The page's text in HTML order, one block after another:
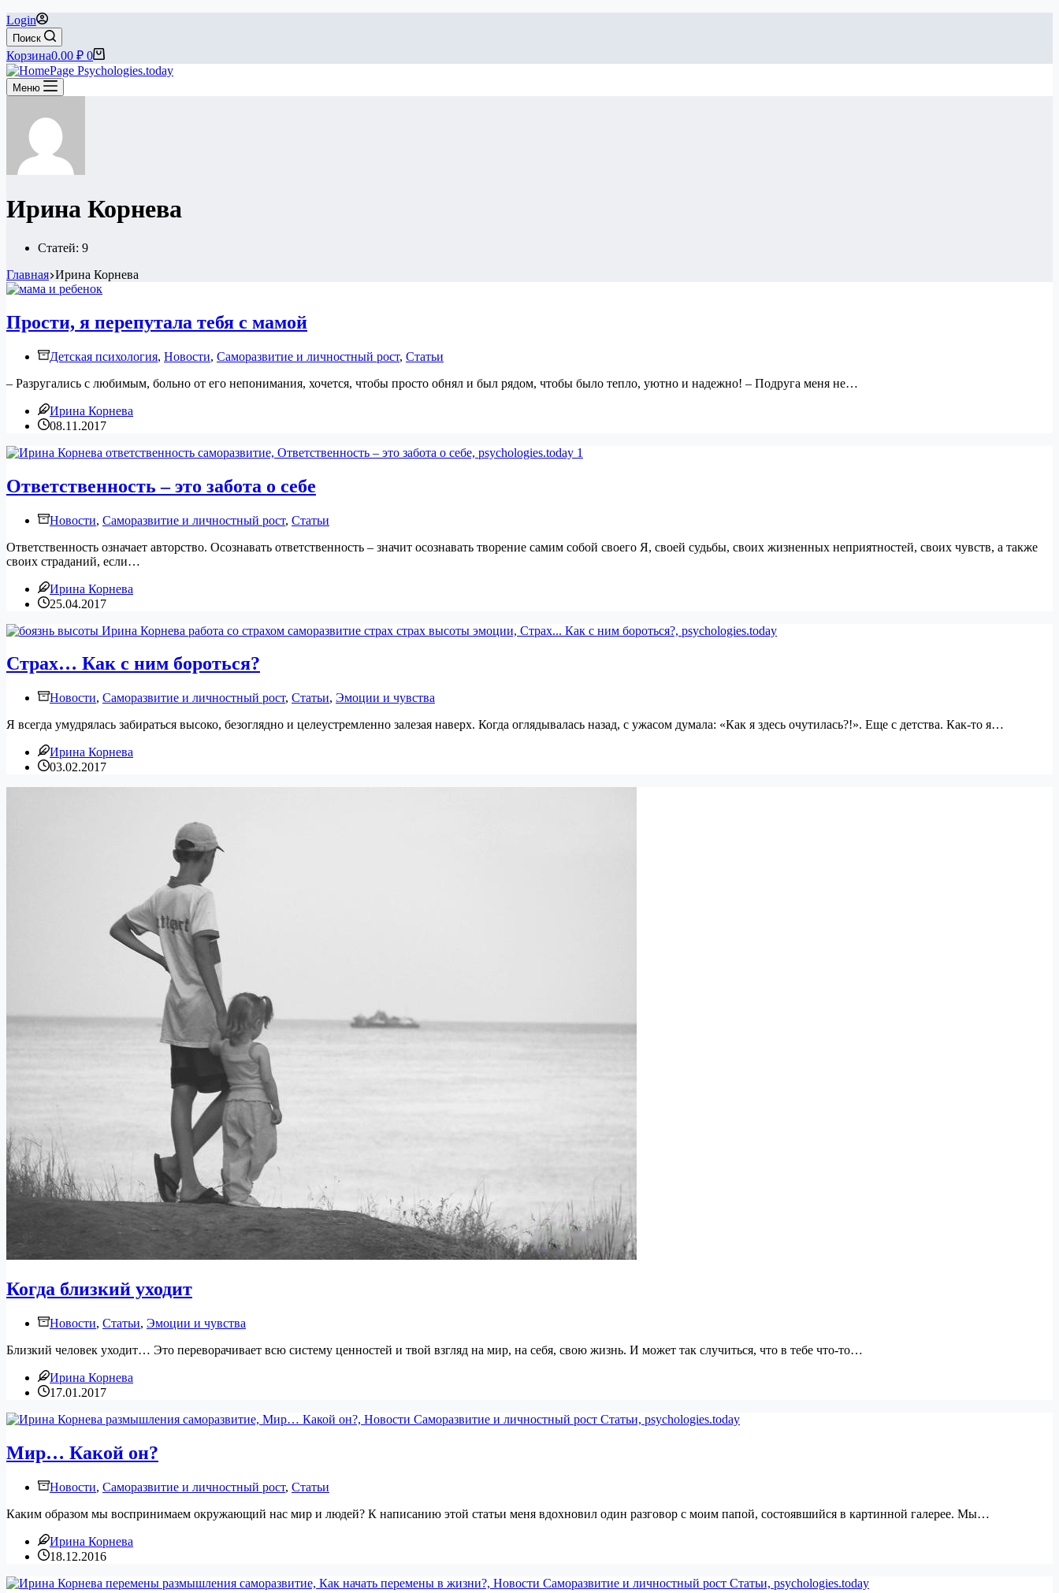
Login
Поиск
Корзина0.00 ₽ 0
Меню
Ирина Корнева
Статей: 9
Главная Ирина Корнева
Прости, я перепутала тебя с мамой
Детская психология, Новости, Саморазвитие и личностный рост, Статьи
– Разругались с любимым, больно от его непонимания, хочется, чтобы просто обнял и был рядом, чтобы было тепло, уютно и надежно! – Подруга меня не…
Ирина Корнева
08.11.2017
Ответственность – это забота о себе
Новости, Саморазвитие и личностный рост, Статьи
Ответственность означает авторство. Осознавать ответственность – значит осознавать творение самим собой своего Я, своей судьбы, своих жизненных неприятностей, своих чувств, а также
своих страданий, если…
Ирина Корнева
25.04.2017
Страх… Как с ним бороться?
Новости, Саморазвитие и личностный рост, Статьи, Эмоции и чувства
Я всегда умудрялась забираться высоко, безоглядно и целеустремленно залезая наверх. Когда оглядывалась назад, с ужасом думала: «Как я здесь очутилась?!». Еще с детства. Как-то я…
Ирина Корнева
03.02.2017
Когда близкий уходит
Новости, Статьи, Эмоции и чувства
Близкий человек уходит… Это переворачивает всю систему ценностей и твой взгляд на мир, на себя, свою жизнь. И может так случиться, что в тебе что-то…
Ирина Корнева
17.01.2017
Мир… Какой он?
Новости, Саморазвитие и личностный рост, Статьи
Каким образом мы воспринимаем окружающий нас мир и людей? К написанию этой статьи меня вдохновил один разговор с моим папой, состоявшийся в картинной галерее. Мы…
Ирина Корнева
18.12.2016